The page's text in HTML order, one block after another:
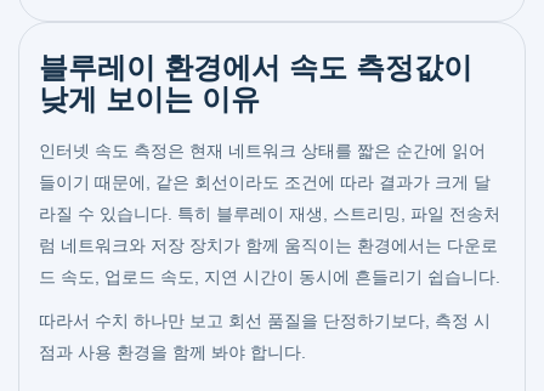
블루레이 환경에서 속도 측정값이
낮게 보이는 이유
인터넷 속도 측정은 현재 네트워크 상태를 짧은 순간에 읽어
들이기 때문에, 같은 회선이라도 조건에 따라 결과가 크게 달
라질 수 있습니다. 특히 블루레이 재생, 스트리밍, 파일 전송처
럼 네트워크와 저장 장치가 함께 움직이는 환경에서는 다운로
드 속도, 업로드 속도, 지연 시간이 동시에 흔들리기 쉽습니다.
따라서 수치 하나만 보고 회선 품질을 단정하기보다, 측정 시
점과 사용 환경을 함께 봐야 합니다.